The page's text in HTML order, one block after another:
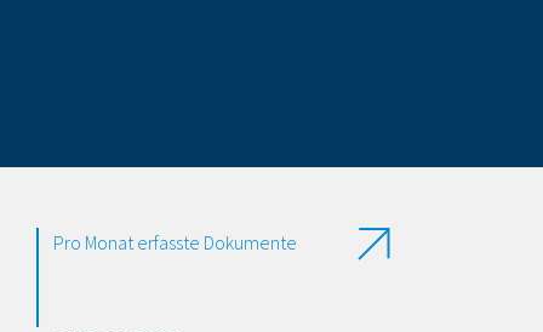
Pro Monat erfasste Dokumente